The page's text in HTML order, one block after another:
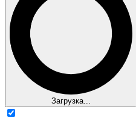
Загрузка...